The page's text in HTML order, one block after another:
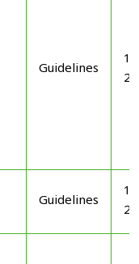
Guidelines
Guidelines